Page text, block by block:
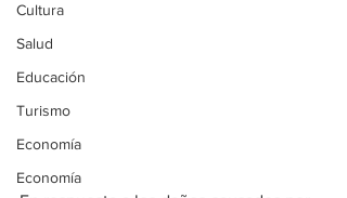
Cultura
Salud
Educación
Turismo
Economía
Economía